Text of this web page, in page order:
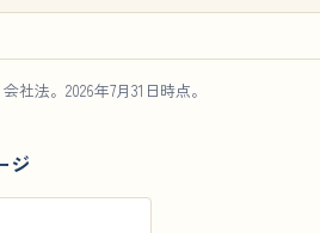
社法。2026年7月31日時点。
ジ